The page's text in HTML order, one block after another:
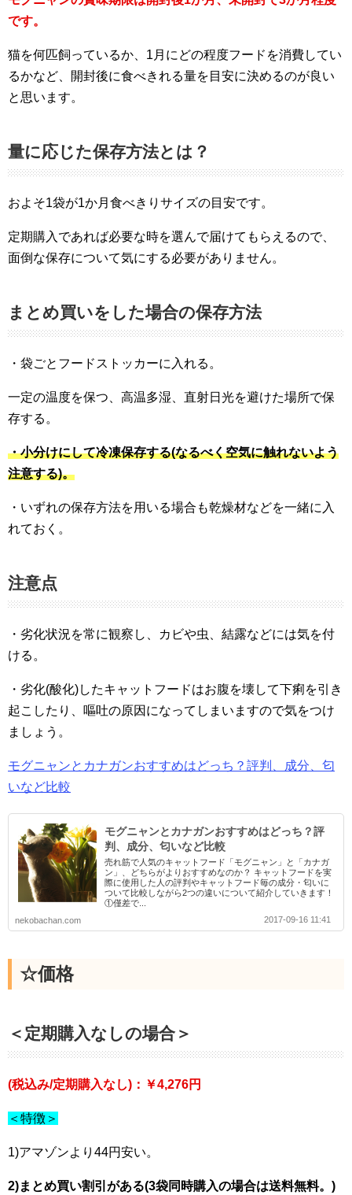
です。
猫を何匹飼っているか、1月にどの程度フードを消費してい
るかなど、開封後に食べきれる量を目安に決めるのが良い
と思います。
量に応じた保存方法とは？
およそ1袋が1か月食べきりサイズの目安です。
定期購入であれば必要な時を選んで届けてもらえるので、
面倒な保存について気にする必要がありません。
まとめ買いをした場合の保存方法
・袋ごとフードストッカーに入れる。
一定の温度を保つ、高温多湿、直射日光を避けた場所で保
存する。
・小分けにして冷凍保存する(なるべく空気に触れないよう
注意する)。
・いずれの保存方法を用いる場合も乾燥材などを一緒に入
れておく。
注意点
・劣化状況を常に観察し、カビや虫、結露などには気を付
ける。
・劣化(酸化)したキャットフードはお腹を壊して下痢を引き
起こしたり、嘔吐の原因になってしまいますので気をつけ
ましょう。
モグニャンとカナガンおすすめはどっち？評判、成分、匂
いなど比較
モグニャンとカナガンおすすめはどっち？評
判、成分、匂いなど比較
売れ筋で人気のキャットフード「モグニャン」と「カナガ
ン」、どちらがよりおすすめなのか？ キャットフードを実
際に使用した人の評判やキャットフード毎の成分・匂いに
ついて比較しながら2つの違いについて紹介していきます！
①僅差で...
nekobachan.com
2017-09-16 11:41
☆価格
＜定期購入なしの場合＞
(税込み/定期購入なし)：￥4,276円
＜特徴＞
1)アマゾンより44円安い。
2)まとめ買い割引がある(3袋同時購入の場合は送料無料。)